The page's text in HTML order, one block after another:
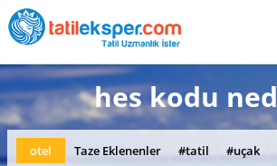
hes kodu
otel Taze Eklenenler #tatil #uçak